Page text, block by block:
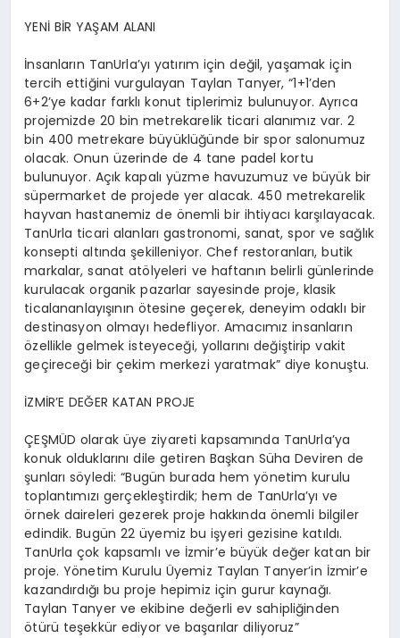
YENİ BİR YAŞAM ALANI
İnsanların TanUrla’yı yatırım için değil, yaşamak için
tercih ettiğini vurgulayan Taylan Tanyer, “1+1’den
6+2’ye kadar farklı konut tiplerimiz bulunuyor. Ayrıca
projemizde 20 bin metrekarelik ticari alanımız var. 2
bin 400 metrekare büyüklüğünde bir spor salonumuz
olacak. Onun üzerinde de 4 tane padel kortu
bulunuyor. Açık kapalı yüzme havuzumuz ve büyük bir
süpermarket de projede yer alacak. 450 metrekarelik
hayvan hastanemiz de önemli bir ihtiyacı karşılayacak.
TanUrla ticari alanları gastronomi, sanat, spor ve sağlık
konsepti altında şekilleniyor.Chef restoranları, butik
markalar, sanat atölyeleri ve haftanın belirli günlerinde
kurulacak organik pazarlar sayesinde proje, klasik
ticalananlayışının ötesine geçerek, deneyim odaklı bir
destinasyon olmayı hedefliyor. Amacımız insanların
özellikle gelmek isteyeceği, yollarını değiştirip vakit
geçireceği bir çekim merkezi yaratmak” diye konuştu.
İZMİR’E DEĞER KATAN PROJE
ÇEŞMÜD olarak üye ziyareti kapsamında TanUrla’ya
konuk olduklarını dile getiren Başkan Süha Deviren de
şunları söyledi: “Bugün burada hem yönetim kurulu
toplantımızı gerçekleştirdik; hem de TanUrla’yı ve
örnek daireleri gezerek proje hakkında önemli bilgiler
edindik. Bugün 22 üyemiz bu işyeri gezisine katıldı.
TanUrla çok kapsamlı ve İzmir’e büyük değer katan bir
proje. Yönetim Kurulu Üyemiz Taylan Tanyer’in İzmir’e
kazandırdığı bu proje hepimiz için gurur kaynağı.
Taylan Tanyerve ekibine değerli ev sahipliğinden
ötürü teşekkür ediyor ve başarılar diliyoruz”